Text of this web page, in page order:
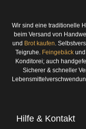
Wir sind eine traditionelle
beim Versand von
und Brot kaufen.
Teigruhe. Feingebäck und
Konditorei; auch
Sicherer & schneller
Hilfe & Kontakt